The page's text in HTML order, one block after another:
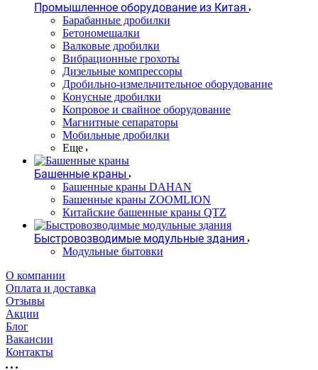
Промышленное оборудование из Китая
Барабанные дробилки
Бетономешалки
Валковые дробилки
Вибрационные грохоты
Дизельные компрессоры
Дробильно-измельчительное оборудование
Конусные дробилки
Копровое и свайное оборудование
Магнитные сепараторы
Мобильные дробилки
Еще
Башенные краны
Башенные краны DAHAN
Башенные краны ZOOMLION
Китайские башенные краны QTZ
Быстровозводимые модульные здания
Модульные бытовки
О компании
Оплата и доставка
Отзывы
Акции
Блог
Вакансии
Контакты